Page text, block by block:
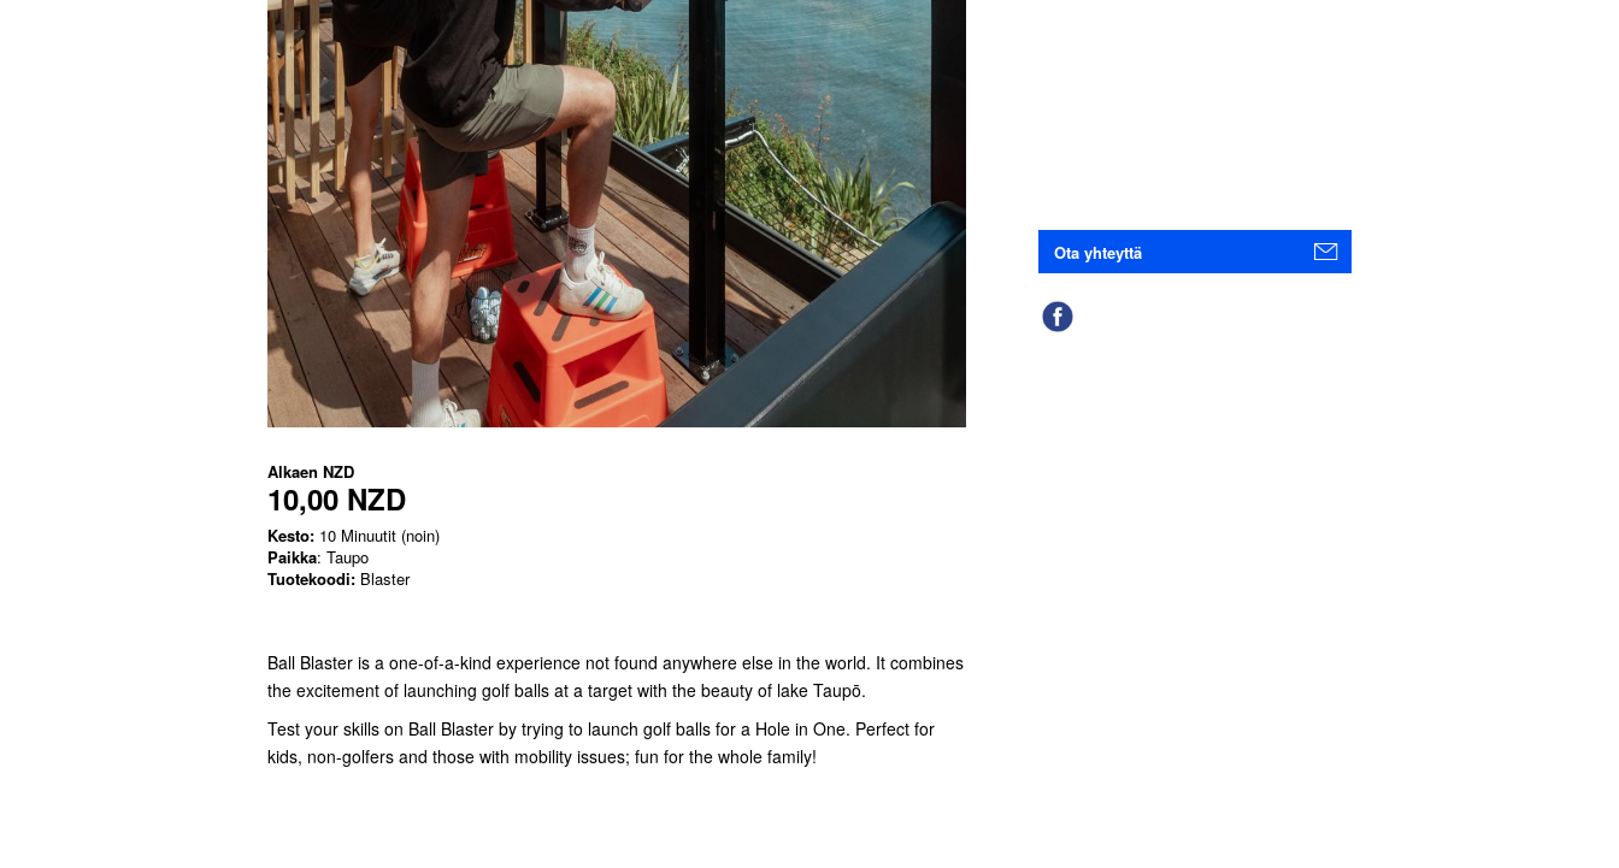
Alkaen NZD
10,00 NZD
Kesto: 10 Minuutit (noin)
Paikka: Taupo
Tuotekoodi: Blaster
Ball Blaster is a one-of-a-kind experience not found anywhere else in the world. It combines
the excitement of launching golf balls at a target with the beauty of lake Taupō.
Test your skills on Ball Blaster by trying to launch golf balls for a Hole in One. Perfect for
kids, non-golfers and those with mobility issues; fun for the whole family!
Ota yhteyttä